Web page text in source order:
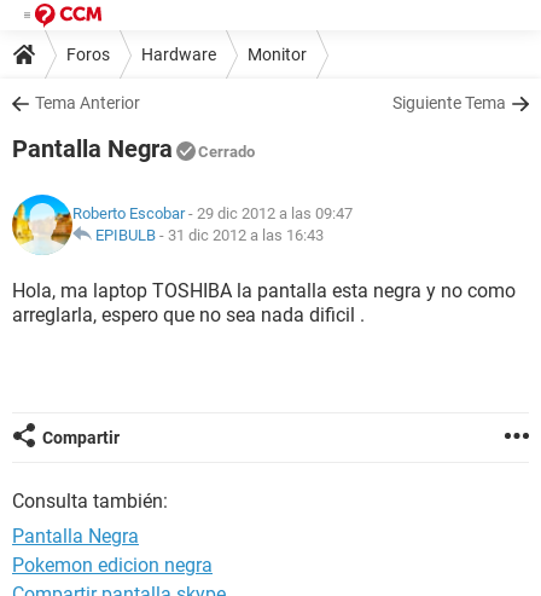
Foros Hardware Monitor
Tema Anterior Siguiente Tema
Pantalla Negra Cerrado
Roberto Escobar- 29 dic 2012 a las 09:47
EPIBULB - 31 dic 2012 a las 16:43
Hola, ma laptop TOSHIBA la pantalla esta negra y no como
arreglarla, espero que no sea nada dificil .
Compartir
Consulta también:
Pantalla Negra
Pokemon edicion negra